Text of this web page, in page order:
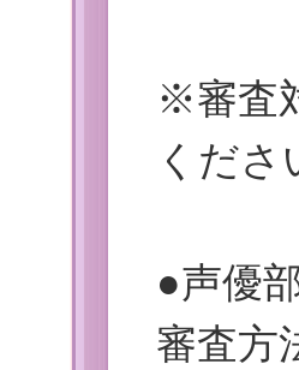
※審査
くださ
●声優
審査方